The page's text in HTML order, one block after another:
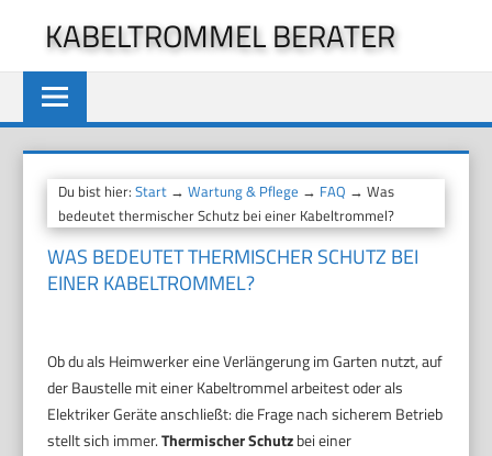
springen
KABELTROMMEL BERATER
Du bist hier:Start →Wartung & Pflege → FAQ → Was
bedeutet thermischer Schutz bei einer Kabeltrommel?
WAS BEDEUTET THERMISCHER SCHUTZ BEI
EINER KABELTROMMEL?
Ob du als Heimwerker eine Verlängerung im Garten nutzt, auf
der Baustelle mit einer Kabeltrommel arbeitest oder als
Elektriker Geräte anschließt: die Frage nach sicherem Betrieb
stellt sich immer.Thermischer Schutzbei einer